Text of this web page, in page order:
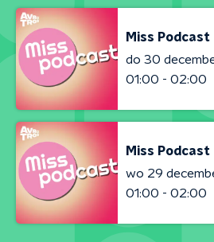
Miss Podcast
do 30
01:00 - 02:00
Miss Podcast
wo 29
01:00 - 02:00